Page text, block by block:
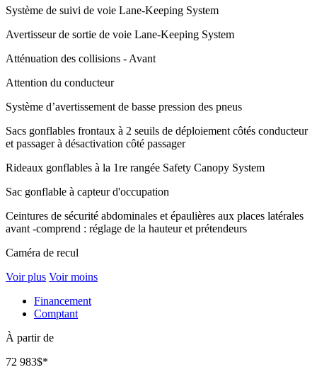
Système de suivi de voie Lane-Keeping System
Avertisseur de sortie de voie Lane-Keeping System
Atténuation des collisions - Avant
Attention du conducteur
Système d’avertissement de basse pression des pneus
Sacs gonflables frontaux à 2 seuils de déploiement côtés conducteur
et passager à désactivation côté passager
Rideaux gonflables à la 1re rangée Safety Canopy System
Sac gonflable à capteur d'occupation
Ceintures de sécurité abdominales et épaulières aux places latérales
avant -comprend : réglage de la hauteur et prétendeurs
Caméra de recul
Voir plus Voir moins
Financement
Comptant
À partir de
72 983$*